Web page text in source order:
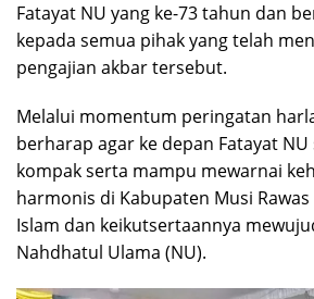
Fatayat NU yang ke-73 tahun dan
kepada semua pihak yang telah
pengajian akbar tersebut.
Melalui momentum peringatan
berharap agar ke depan Fatayat
kompak serta mampu mewarnai
harmonis di Kabupaten Musi Rawas
Islam dan keikutsertaannya
Nahdhatul Ulama (NU).